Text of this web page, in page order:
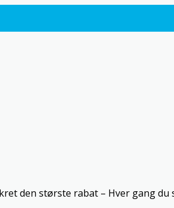
den største rabat – Hver gang du